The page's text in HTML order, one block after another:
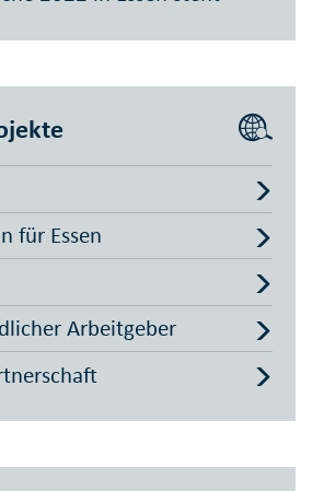
für Essen
Arbeitgeber